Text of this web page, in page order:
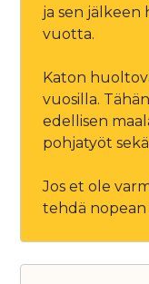
ja sen jälkeen
vuotta.
Katon
vuosilla.
edellisen
pohjatyöt
Jos et ole
tehdä nopean